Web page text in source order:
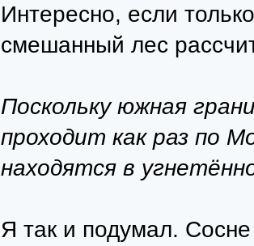
Интересно, если
смешанный лес
Поскольку южная
проходит как раз по
находятся в
Я так и подумал.